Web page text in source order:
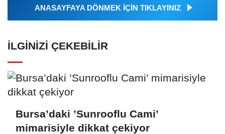
ANASAYFAYA DÖNMEK İÇİN TIKLAYINIZ
İLGINIZI ÇEKEBILIR
Bursa’daki ’Sunrooflu Cami’
mimarisiyle dikkat çekiyor